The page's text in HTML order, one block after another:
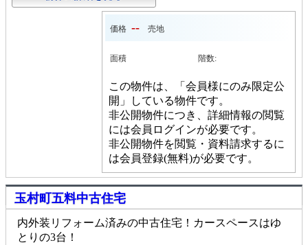
価格 -- 売地
面積 階数:
この物件は、「会員様にのみ限定公
開」している物件です。
非公開物件につき、詳細情報の閲覧
には会員ログインが必要です。
非公開物件を閲覧・資料請求するに
は会員登録(無料)が必要です。
玉村町五料中古住宅
内外装リフォーム済みの中古住宅！カースペースはゆ
とりの3台！